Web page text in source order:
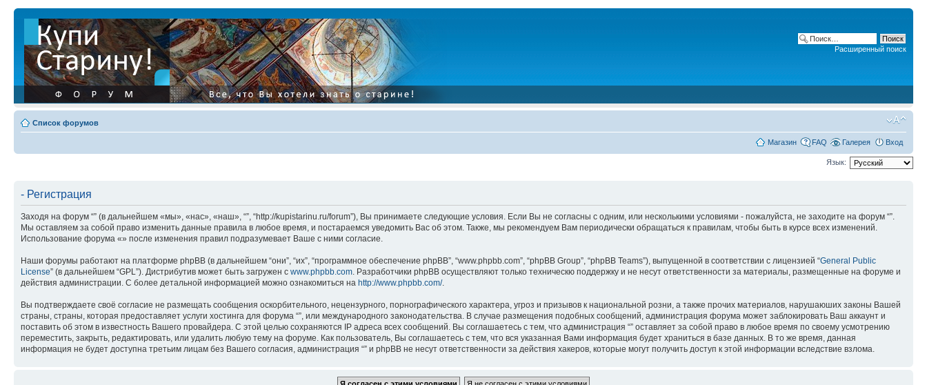
Расширенный поиск
Список форумов
Магазин FAQ Галерея Вход
Язык:
- Регистрация
Заходя на форум “” (в дальнейшем «мы», «нас», «наш», “”, “http://kupistarinu.ru/forum”), Вы принимаете следующие условия. Если Вы не согласны с одним, или несколькими условиями - пожалуйста, не заходите на форум “”.
Мы оставляем за собой право изменить данные правила в любое время, и постараемся уведомить Вас об этом. Также, мы рекомендуем Вам периодически обращаться к правилам, чтобы быть в курсе всех изменений.
Использование форума «» после изменения правил подразумевает Ваше с ними согласие.
Наши форумы работают на платформе phpBB (в дальнейшем “они”, “их”, “программное обеспечение phpBB”, “www.phpbb.com”, “phpBB Group”, “phpBB Teams”), выпущенной в соответствии с лицензией “General Public
License” (в дальнейшем “GPL”). Дистрибутив может быть загружен с www.phpbb.com . Разработчики phpBB осуществляют только техническю поддержку и не несут ответственности за материалы, размещенные на форуме и
действия администрации. С более детальной информацией можно ознакомиться на http://www.phpbb.com/.
Вы подтверждаете своё согласие не размещать сообщения оскорбительного, нецензурного, порнографического характера, угроз и призывов к национальной розни, а также прочих материалов, нарушаюших законы Вашей
страны, страны, которая предоставляет услуги хостинга для форума “”, или международного законодательства. В случае размещения подобных сообщений, администрация форума может заблокировать Ваш аккаунт и
поставить об этом в известность Вашего провайдера. С этой целью сохраняются IP адреса всех сообщений. Вы соглашаетесь с тем, что администрация “” оставляет за собой право в любое время по своему усмотрению
переместить, закрыть, редактировать, или удалить любую тему на форуме. Как пользователь, Вы соглашаетесь с тем, что вся указанная Вами информация будет храниться в базе данных. В то же время, данная
информация не будет доступна третьим лицам без Вашего согласия, администрация “” и phpBB не несут ответственности за действия хакеров, которые могут получить доступ к этой информации вследствие взлома.